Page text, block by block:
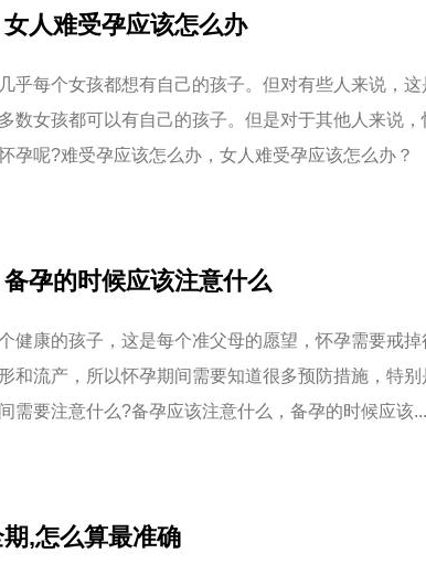
人难受孕应该怎么办
乎每个女孩都想有自己的孩子。但对有些人来说，这
数女孩都可以有自己的孩子。但是对于其他人来说，
孕呢?难受孕应该怎么办，女人难受孕应该怎么办？
孕的时候应该注意什么
健康的孩子，这是每个准父母的愿望，怀孕需要戒掉
和流产，所以怀孕期间需要知道很多预防措施，特
需要注意什么?备孕应该注意什么，备孕的时候应该...
,怎么算最准确